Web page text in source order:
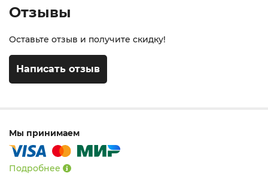
Отзывы
Оставьте отзыв и получите скидку!
Написать отзыв
Мы принимаем
Подробнее